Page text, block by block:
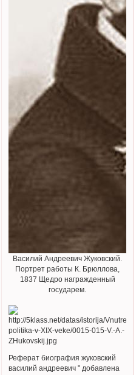
Василий Андреевич Жуковский.
Портрет работы К. Брюллова,
1837 Щедро награжденный
государем.
Реферат биография жуковский
василий андреевич " добавлена